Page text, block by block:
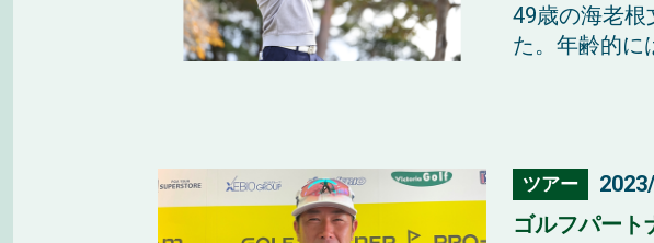
49歳の海老根
た。年齢的に
ツアー
ゴルフパート